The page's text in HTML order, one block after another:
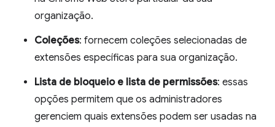
organização.
Coleções: fornecem coleções selecionadas de
extensões específicas para sua organização.
Lista de bloqueio e lista de permissões: essas
opções permitem que os administradores
gerenciem quais extensões podem ser usadas na